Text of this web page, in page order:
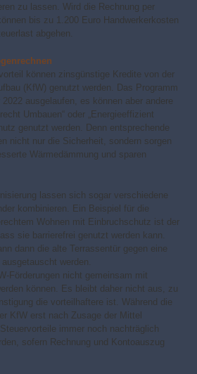
zu lassen. Wird die Rechnung per
bis zu 1.200 Euro Handwerkerkosten
abgehen.
können zinsgünstige Kredite von der
(KfW) genutzt werden. Das Programm
ausgelaufen, es können aber andere
Umbauen“ oder „Energieeffizient
genutzt werden. Denn entsprechende
nicht nur die Sicherheit, sondern sorgen
Wärmedämmung und sparen
lassen sich sogar verschiedene
kombinieren. Ein Beispiel für die
Wohnen mit Einbruchschutz ist der
sie barrierefrei genutzt werden kann.
dann die alte Terrassentür gegen eine
werden.
Förderungen nicht gemeinsam mit
können. Es bleibt daher nicht aus, zu
die vorteilhaftere ist. Während die
KfW erst nach Zusage der Mittel
immer noch nachträglich
sofern Rechnung und Kontoauszug